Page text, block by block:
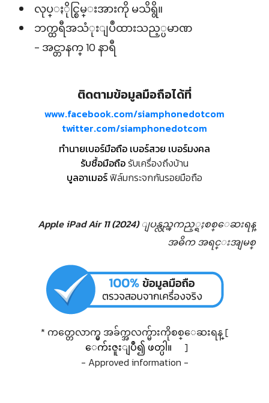
လုပ္ႏိုင္စြမ္းအားကို မသိရွိ။
ဘက္ထရီအသံုးျပဳထားသည့္ပမာဏ
- အင္တာနက္ 10 နာရီ
ติดตามข้อมูลมือถือได้ที่
www.facebook.com/siamphonedotcom
twitter.com/siamphonedotcom
ทำนายเบอร์มือถือ เบอร์สวย เบอร์มงคล
รับซื้อมือถือรับเครื่องถึงบ้าน
บูลอาเมอร์ฟิล์มกระจกกันรอยมือถือ
Apple iPad Air 11 (2024) ျပန္လည္ၾကည့္ရႈစစ္ေဆးရန္
အဓိက အရင္းအျမစ္
* ကတ္တေလာက္မွ အခ်က္အလက္မ်ားကိုစစ္ေဆးရန္ [
ေက်းဇူးျပဳ၍ ဖတ္ပါ။
]
- Approved information -